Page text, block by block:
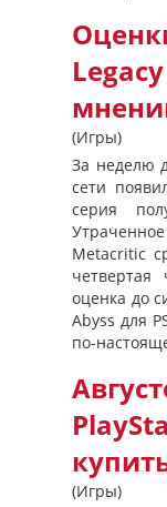
(Игры)
За неделю
сети
серия
Metacritic
четвертая
оценка до
Abyss для
по-
(Игры)